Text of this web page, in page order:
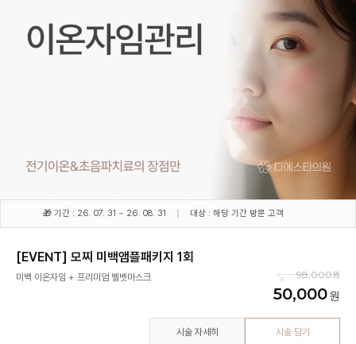
🎁 기간 : 26. 07. 31 ~ 26. 08. 31 대상 : 해당 기간 방문 고객
[EVENT] 모찌 미백앰플패키지 1회
미백 이온자임 + 프리미엄 벨벳마스크 98,000
50,000
시술 자세히 시술 담기